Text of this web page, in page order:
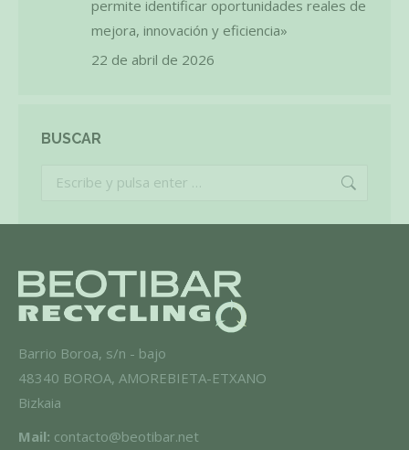
permite identificar oportunidades reales de
mejora, innovación y eficiencia»
22 de abril de 2026
BUSCAR
Buscar:
Barrio Boroa, s/n - bajo
48340 BOROA, AMOREBIETA-ETXANO
​Bizkaia
Mail: contacto@beotibar.net